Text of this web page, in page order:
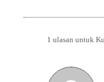
1 ulasan untuk